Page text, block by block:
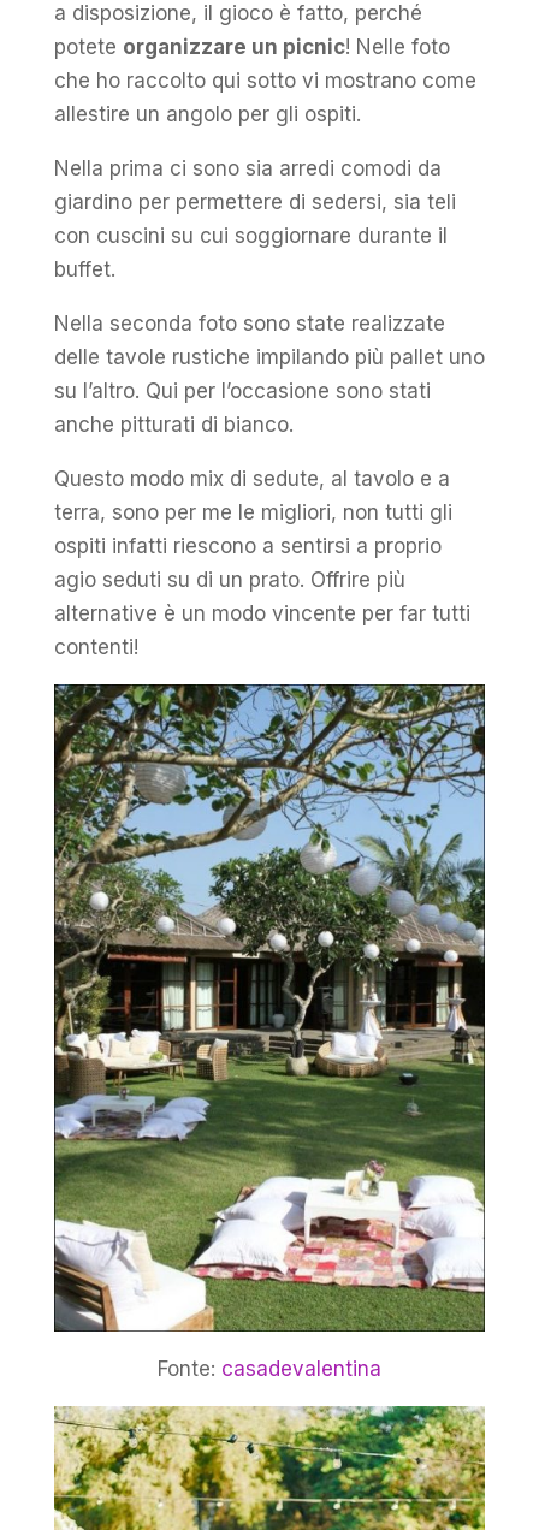
a disposizione, il gioco è fatto, perché
potete organizzare un picnic! Nelle foto
che ho raccolto qui sotto vi mostrano come
allestire un angolo per gli ospiti.
Nella prima ci sono sia arredi comodi da
giardino per permettere di sedersi, sia teli
con cuscini su cui soggiornare durante il
buffet.
Nella seconda foto sono state realizzate
delle tavole rustiche impilando più pallet uno
su l’altro. Qui per l’occasione sono stati
anche pitturati di bianco.
Questo modo mix di sedute, al tavolo e a
terra, sono per me le migliori, non tutti gli
ospiti infatti riescono a sentirsi a proprio
agio seduti su di un prato. Offrire più
alternative è un modo vincente per far tutti
contenti!
Fonte: casadevalentina